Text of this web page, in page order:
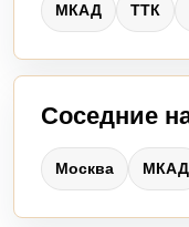
МКАД ТТК
Соседние
Москва МКАД